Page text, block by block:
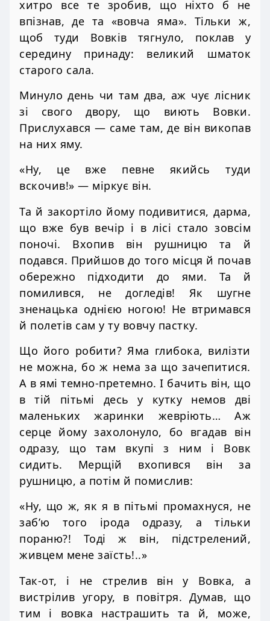
хитро все те зробив, що ніхто б не
впізнав, де та «вовча яма». Тільки ж,
щоб туди Вовків тягнуло, поклав у
середину принаду: великий шматок
старого сала.
Минуло день чи там два, аж чує лісник
зі свого двору, що виють Вовки.
Прислухався — саме там, де він викопав
на них яму.
«Ну, це вже певне якийсь туди
вскочив!» — міркує він.
Та й закортіло йому подивитися, дарма,
що вже був вечір і в лісі стало зовсім
поночі. Вхопив він рушницю та й
подався. Прийшов до того місця й почав
обережно підходити до ями. Та й
помилився, не догледів! Як шугне
зненацька однією ногою! Не втримався
й полетів сам у ту вовчу пастку.
Що його робити? Яма глибока, вилізти
не можна, бо ж нема за що зачепитися.
А в ямі темно-претемно. І бачить він, що
в тій пітьмі десь у кутку немов дві
маленьких жаринки жевріють… Аж
серце йому захолонуло, бо вгадав він
одразу, що там вкупі з ним і Вовк
сидить. Мерщій вхопився він за
рушницю, а потім й помислив:
«Ну, що ж, як я в пітьмі промахнуся, не
заб’ю того ірода одразу, а тільки
пораню?! Тоді ж він, підстрелений,
живцем мене заїсть!..»
Так-от, і не стрелив він у Вовка, а
вистрілив угору, в повітря. Думав, що
тим і вовка настрашить та й, може,